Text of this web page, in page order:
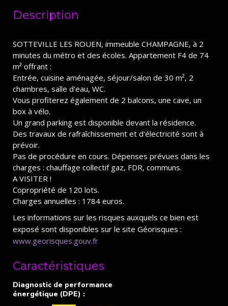
Description
SOTTEVILLE LES ROUEN, immeuble CHAMPAGNE, à 2
minutes du métro et des écoles. Appartement F4 de 74
m² offrant :
Entrée, cuisine aménagée, séjour/salon de 30 m², 2
chambres, salle d'eau, WC.
Vous profiterez également de 2 balcons, une cave, un
box à vélo.
Un grand parking est disponible devant la résidence.
Des travaux de rafraîchissement et d'électricité sont à
prévoir.
Pas de procédure en cours. Dépenses prévues dans les
charges : chauffage collectif gaz, FDR, communs.
A VISITER !
Copropriété de 120 lots.
Charges annuelles : 1784 euros.
Les informations sur les risques auxquels ce bien est
exposé sont disponibles sur le site Géorisques :
www.georisques.gouv.fr
Caractéristiques